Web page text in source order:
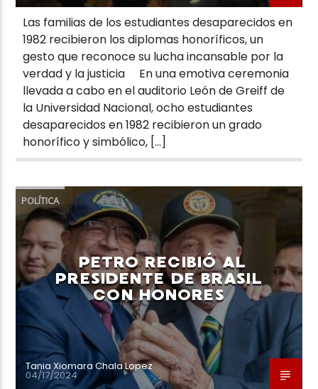
Las familias de los estudiantes desaparecidos en
1982 recibieron los diplomas honoríficos, un
gesto que reconoce su lucha incansable por la
verdad y la justicia En una emotiva ceremonia
llevada a cabo en el auditorio León de Greiff de
la Universidad Nacional, ocho estudiantes
desaparecidos en 1982 recibieron un grado
honorífico y simbólico, […]
POLÍTICA
PETRO RECIBIÓ AL
PRESIDENTE DE BRASIL
CON HONORES
Tania Xiomara Chala Lopez
04/17/2024